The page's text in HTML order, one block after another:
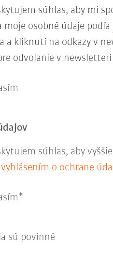
súhlas, aby mi
moje osobné údaje podľa
a kliknutí na odkazy v
odvolanie v
súhlas, aby
vyhlásením o ochrane
sú povinné